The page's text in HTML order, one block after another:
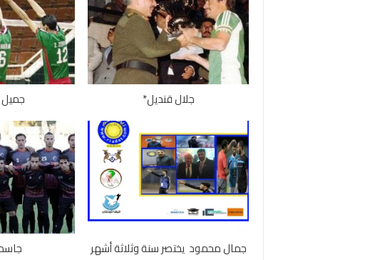
جلال قنديل* جميل
جمال محمود يختصر سنة وثلاثة أشهر